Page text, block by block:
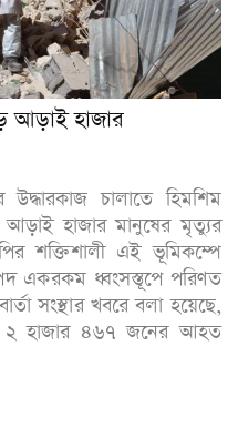
আড়াই হাজার
চালাতে হিমশিম
আড়াই হাজার মানুষের মৃত্যুর
শক্তিশালী এই ভূমিকম্পে
একরকম ধ্বংসস্তূপে পরিণত
সংস্থার খবরে বলা হয়েছে,
হাজার ৪৬৭ জনের আহত